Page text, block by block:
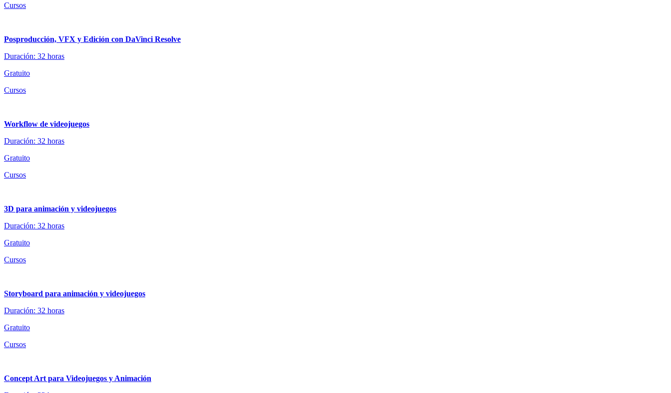
Cursos
Posproducción, VFX y Edición con DaVinci Resolve
Duración: 32 horas
Gratuito
Cursos
Workflow de videojuegos
Duración: 32 horas
Gratuito
Cursos
3D para animación y videojuegos
Duración: 32 horas
Gratuito
Cursos
Storyboard para animación y videojuegos
Duración: 32 horas
Gratuito
Cursos
Concept Art para Videojuegos y Animación